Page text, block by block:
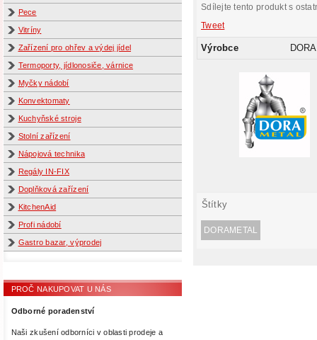
Pece
Vitríny
Zařízení pro ohřev a výdej jídel
Termoporty, jídlonosiče, várnice
Myčky nádobí
Konvektomaty
Kuchyňské stroje
Stolní zařízení
Nápojová technika
Regály IN-FIX
Doplňková zařízení
KitchenAid
Profi nádobí
Gastro bazar, výprodej
PROČ NAKUPOVAT U NÁS
Odborné poradenství
Naši zkušení odborníci v oblasti prodeje a
Sdílejte tento produkt s
Tweet
Výrobce
Štítky
DORAMETAL